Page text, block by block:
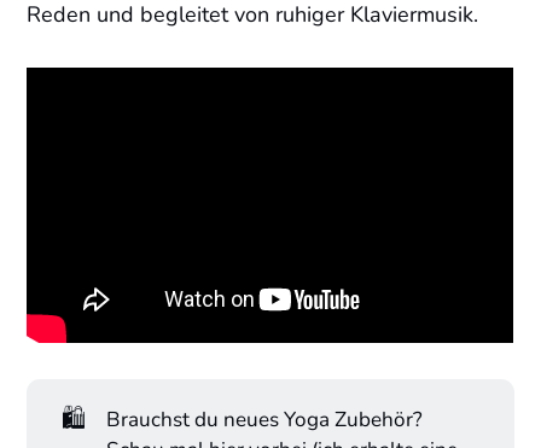
Reden und begleitet von ruhiger Klaviermusik.
🛍️
Brauchst du neues Yoga Zubehör?